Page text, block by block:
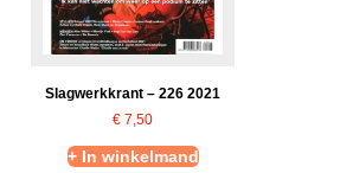
Slagwerkkrant – 226 2021
€ 7,50
+ In winkelmand